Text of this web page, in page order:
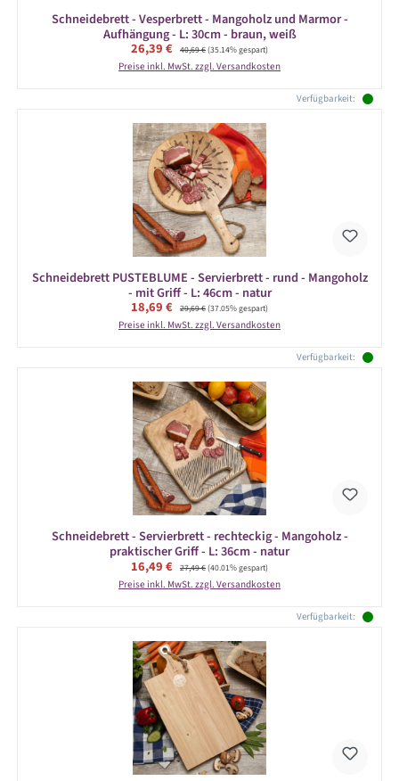
Schneidebrett - Vesperbrett - Mangoholz und Marmor -
Aufhängung - L: 30cm - braun, weiß
Verkaufspreis:
26,39 € Regulärer Preis:
40,69 €(35.14% gespart)
Preise inkl. MwSt. zzgl. Versandkosten
Verfügbarkeit:
Schneidebrett PUSTEBLUME - Servierbrett - rund - Mangoholz
- mit Griff - L: 46cm - natur
Verkaufspreis:
18,69 € Regulärer Preis:
29,69 €(37.05% gespart)
Preise inkl. MwSt. zzgl. Versandkosten
Verfügbarkeit:
Schneidebrett - Servierbrett - rechteckig - Mangoholz -
praktischer Griff - L: 36cm - natur
Verkaufspreis:
16,49 € Regulärer Preis:
27,49 €(40.01% gespart)
Preise inkl. MwSt. zzgl. Versandkosten
Verfügbarkeit: